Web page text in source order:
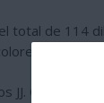
total de 114
y
JJ. OO. de